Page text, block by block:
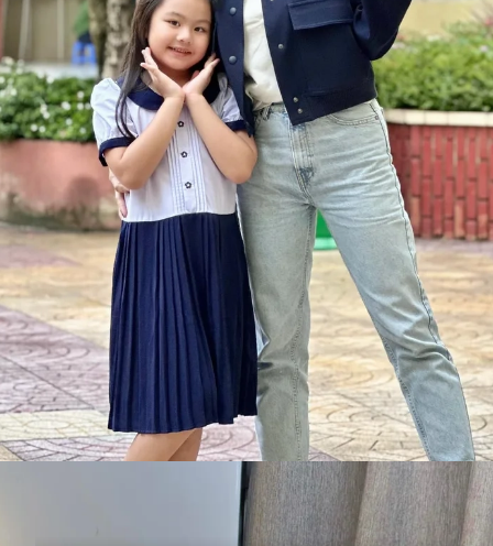
https://susach.edu.vn/van-trang